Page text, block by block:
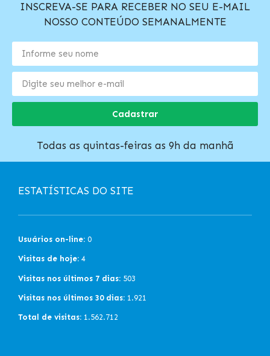
INSCREVA-SE PARA RECEBER NO SEU E-MAIL
NOSSO CONTEÚDO SEMANALMENTE
Cadastrar
Todas as quintas-feiras as 9h da manhã
ESTATÍSTICAS DO SITE
Usuários on-line: 0
Visitas de hoje: 4
Visitas nos últimos 7 dias: 503
Visitas nos últimos 30 dias: 1.921
Total de visitas: 1.562.712